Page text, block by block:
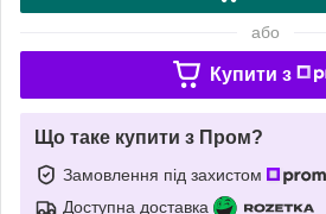
або
Купити з
Що таке купити з Пром?
Замовлення під захистом
Доступна доставка